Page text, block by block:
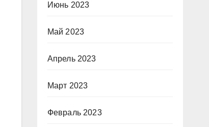
Июнь 2023
Май 2023
Апрель 2023
Март 2023
Февраль 2023